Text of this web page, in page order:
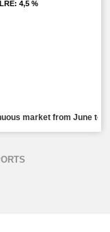
market from June to
: 4,5 %
: 4,5 %